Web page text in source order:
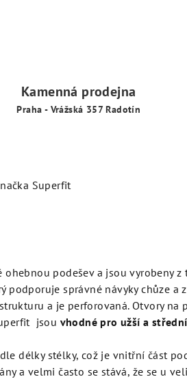
Kamenná prodejna
Praha - Vrážská 357 Radotín
Superfit
podešev a jsou vyrobeny z
podporuje správné návyky chůze a
a je perforovaná. Otvory na
jsou vhodné pro užší a
délky stélky, což je vnitřní část
a velmi často se stává, že se u